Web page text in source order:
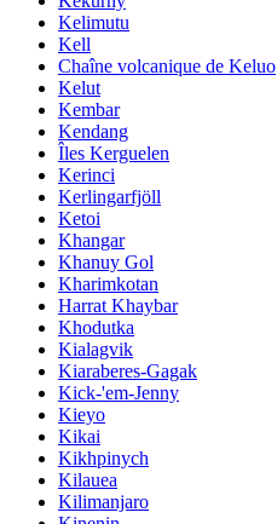
Kelimutu
Kell
Chaîne volcanique de Keluo
Kelut
Kembar
Kendang
Îles Kerguelen
Kerinci
Kerlingarfjöll
Ketoi
Khangar
Khanuy Gol
Kharimkotan
Harrat Khaybar
Khodutka
Kialagvik
Kiaraberes-Gagak
Kick-'em-Jenny
Kieyo
Kikai
Kikhpinych
Kilauea
Kilimanjaro